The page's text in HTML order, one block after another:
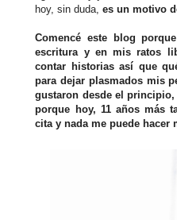
hoy, sin duda,es un motivo
Comencé este blog
escritura y en mis ratos
contar historias así que
para dejar plasmados mis
gustaron desde el
porque hoy, 11 años más
cita y nada me puede hacer